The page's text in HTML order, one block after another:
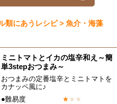
類にあうレシピ > 魚介・海藻
ミニトマトとイカの塩辛和え～簡
単3stepおつまみ～
おつまみの定番塩辛とミニトマトを
カナッペ風に♪
●難易度
★★ ★